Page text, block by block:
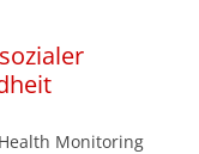
Monitoring